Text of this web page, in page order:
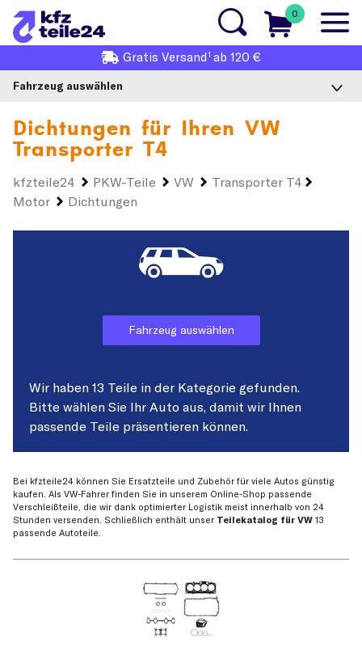
0
Gratis Versand1 ab 120 €
Fahrzeug auswählen
Dichtungen für Ihren VW
Transporter T4
kfzteile24 PKW-Teile VW
Transporter T4
Motor
Dichtungen
Fahrzeug auswählen
Wir haben 13 Teile in der Kategorie gefunden.
Bitte wählen Sie Ihr Auto aus, damit wir Ihnen
passende Teile präsentieren können.
Bei kfzteile24 können Sie Ersatzteile und Zubehör für viele Autos günstig
kaufen. Als VW-Fahrer finden Sie in unserem Online-Shop passende
Verschleißteile, die wir dank optimierter Logistik meist innerhalb von 24
Stunden versenden. Schließlich enthält unser Teilekatalog für VW 13
passende Autoteile.